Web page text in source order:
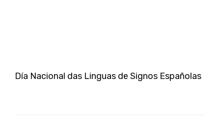
Día Nacional das Linguas de Signos Españolas